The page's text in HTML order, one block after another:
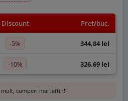
Discount Pret/buc.
-5% 344,84 lei
-10% 326,69 lei
cumperi mai ieftin!